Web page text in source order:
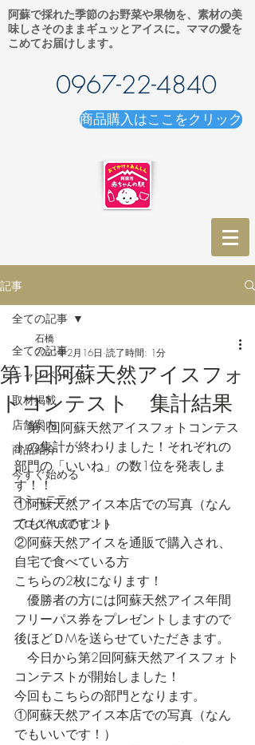
阿蘇で採れた季節のお野菜や果物を、素材の美
味しさそのままギュッとアイスに。ママの愛を
こめてお届けします。
0967-22-4840
商品購入はここをクリック
記事
全ての記事
キャンペーン
取材掲載
店舗案内
商品紹介
今すぐ始める
コミュニティ
ブログ作成のヒント
全ての記事
第1回阿蘇天然アイスフォ
トコンテスト 集計結果
石橋
2021年2月16日 読了時間: 1分
第1回阿蘇天然アイスフォトコンテス
トの集計が終わりました！それぞれの
部門の「いいね」の数1位を発表しま
す！！
①阿蘇天然アイス本店での写真（なん
でもいいです！）
②阿蘇天然アイスを通販で購入され、
自宅で食べている方
こちらの2枚になります！
優勝者の方には阿蘇天然アイス年間
フリーパス券をプレゼントしますので
後ほどＤMを送らせていただきます。
今日から第2回阿蘇天然アイスフォト
コンテストが開始しました！
今回もこちらの部門となります。
①阿蘇天然アイス本店での写真（なん
でもいいです！）